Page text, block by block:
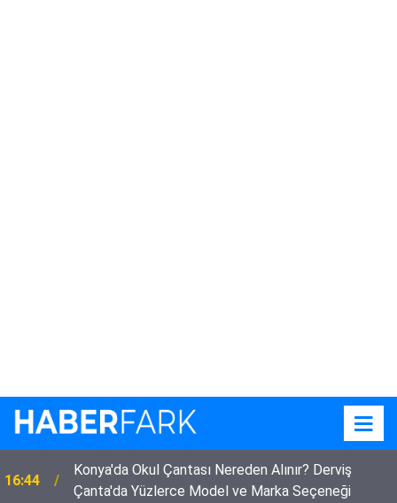
16:44
Konya'da Okul Çantası Nereden Alınır? Derviş
Çanta'da Yüzlerce Model ve Marka Seçeneği